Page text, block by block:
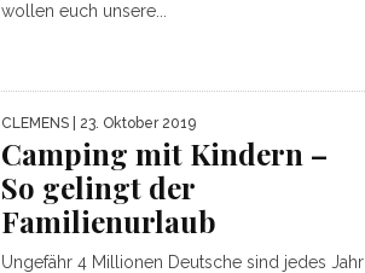
wollen euch unsere...
CLEMENS | 23. Oktober 2019
Camping mit Kindern –
So gelingt der
Familienurlaub
Ungefähr 4 Millionen Deutsche sind jedes Jahr